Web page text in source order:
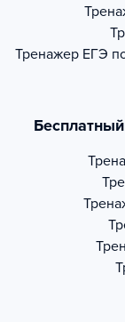
Тренажер ЕГЭ